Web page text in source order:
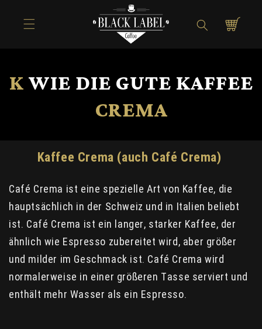
Inhalt
Warenkorb
K WIE DIE GUTE KAFFEE
CREMA
Kaffee Crema (auch Café Crema)
Café Crema ist eine spezielle Art von Kaffee, die
hauptsächlich in der Schweiz und in Italien beliebt
ist. Café Crema ist ein langer, starker Kaffee, der
ähnlich wie Espresso zubereitet wird, aber größer
und milder im Geschmack ist. Café Crema wird
normalerweise in einer größeren Tasse serviert und
enthält mehr Wasser als ein Espresso.